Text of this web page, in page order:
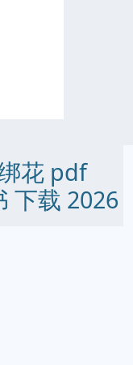
花 pdf
下载 2026